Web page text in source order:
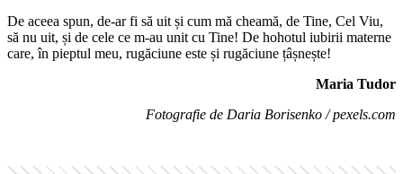
De aceea spun, de-ar fi să uit și cum mă cheamă, de Tine, Cel Viu,
să nu uit, și de cele ce m-au unit cu Tine! De hohotul iubirii materne
care, în pieptul meu, rugăciune este și rugăciune țâșnește!
Maria Tudor
Fotografie de Daria Borisenko / pexels.com